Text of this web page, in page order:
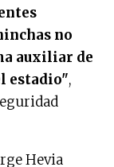
no
auxiliar de
estadio",
Hevia